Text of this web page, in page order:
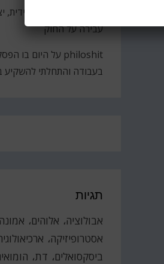
גבירתי
עבירה על החוק
philoshit על היום בו
בעבודה והתחלתי להשקיע
תגיות
אבולוציה אלוהים אמונה
אסטרופיזיקה
ביסקסואלים
דת